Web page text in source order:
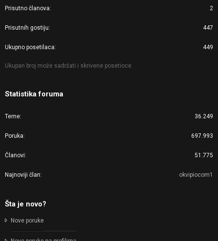
Prisutno članova 2
Prisutnih gostiju 447
Ukupno posetilaca 449
Ukupan broj može sadržati i skrivene posetioce.
Statistika foruma
Teme 36.249
Poruka 697.993
Članovi 51.775
Najnoviji član okvipiocom1
Šta je novo?
Nove poruke